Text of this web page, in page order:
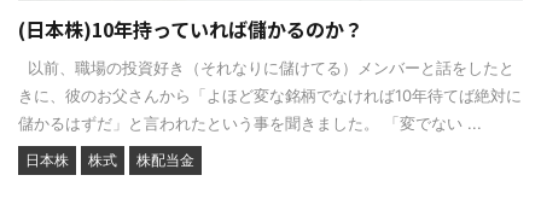
(日本株)10年持っていれば儲かるのか？
以前、職場の投資好き（それなりに儲けてる）メンバーと話をしたと
きに、彼のお父さんから「よほど変な銘柄でなければ10年待てば絶対に
儲かるはずだ」と言われたという事を聞きました。 「変でない ...
日本株 株式 株配当金